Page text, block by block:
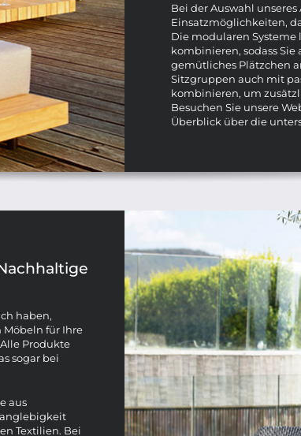
Bei der Auswahl
Einsatzmöglichkeiten,
Die modularen
kombinieren, sodass
gemütliches Plätzchen
Sitzgruppen auch mit
kombinieren, um
Besuchen Sie unsere
Überblick über die
haben,
Möbeln für Ihre
Produkte
sogar bei
aus
Textilien. Bei